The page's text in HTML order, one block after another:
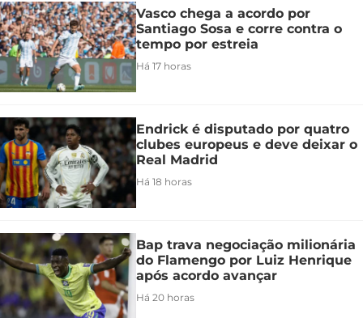
Vasco chega a acordo por
Santiago Sosa e corre contra o
tempo por estreia
Há 17 horas
Endrick é disputado por quatro
clubes europeus e deve deixar o
Real Madrid
Há 18 horas
Bap trava negociação milionária
do Flamengo por Luiz Henrique
após acordo avançar
Há 20 horas